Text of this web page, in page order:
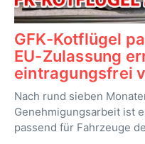
GFK-Kotflügel
EU-Zulassung
eintragungsfrei
Nach rund sieben
Genehmigungsarbeit ist
passend für Fahrzeuge